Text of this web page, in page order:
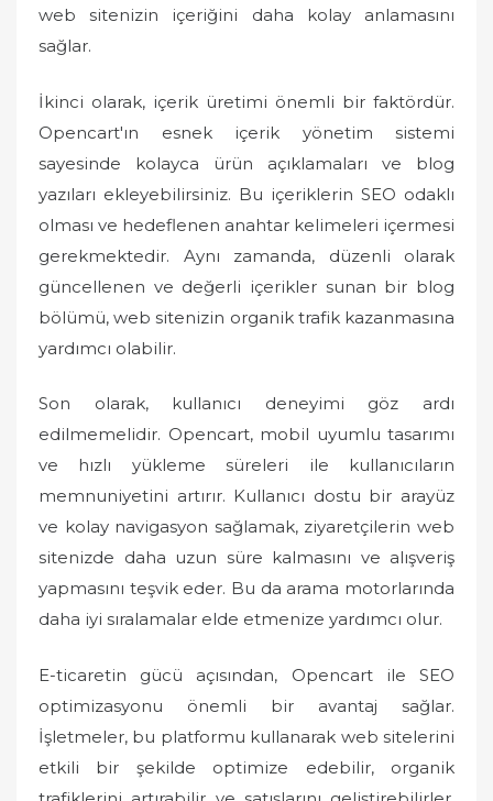
web sitenizin içeriğini daha kolay anlamasını
sağlar.
İkinci olarak, içerik üretimi önemli bir faktördür.
Opencart'ın esnek içerik yönetim sistemi
sayesinde kolayca ürün açıklamaları ve blog
yazıları ekleyebilirsiniz. Bu içeriklerin SEO odaklı
olması ve hedeflenen anahtar kelimeleri içermesi
gerekmektedir. Aynı zamanda, düzenli olarak
güncellenen ve değerli içerikler sunan bir blog
bölümü, web sitenizin organik trafik kazanmasına
yardımcı olabilir.
Son olarak, kullanıcı deneyimi göz ardı
edilmemelidir. Opencart, mobil uyumlu tasarımı
ve hızlı yükleme süreleri ile kullanıcıların
memnuniyetini artırır. Kullanıcı dostu bir arayüz
ve kolay navigasyon sağlamak, ziyaretçilerin web
sitenizde daha uzun süre kalmasını ve alışveriş
yapmasını teşvik eder. Bu da arama motorlarında
daha iyi sıralamalar elde etmenize yardımcı olur.
E-ticaretin gücü açısından, Opencart ile SEO
optimizasyonu önemli bir avantaj sağlar.
İşletmeler, bu platformu kullanarak web sitelerini
etkili bir şekilde optimize edebilir, organik